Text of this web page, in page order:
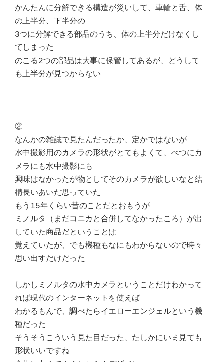
かんたんに分解できる構造が災いして、車輪と舌、体
の上半分、下半分の
3つに分解できる部品のうち、体の上半分だけなくし
てしまった
のこる2つの部品は大事に保管してあるが、どうして
も上半分が見つからない
②
なんかの雑誌で見たんだったか、定かではないが
水中撮影用のカメラの形状がとてもよくて、べつにカ
メラにも水中撮影にも
興味はなかったが物としてそのカメラが欲しいなと結
構長いあいだ思っていた
もう15年くらい昔のことだとおもうが
ミノルタ（まだコニカと合併してなかったころ）が出
していた商品だということは
覚えていたが、でも機種もなにもわからないので時々
思い出すだけだった
しかしミノルタの水中カメラということだけわかって
れば現代のインターネットを使えば
わかるもんで、調べたらイエローエンジェルという機
種だった
そうそうこういう見た目だった、たしかにいま見ても
形状いいですね